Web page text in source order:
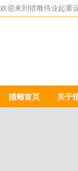
欢迎来到猎雕伟业起重
猎雕首页 关于